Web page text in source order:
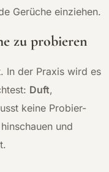
Gerüche einziehen.
zu probieren
In der Praxis wird es
Duft,
keine Probier-
und